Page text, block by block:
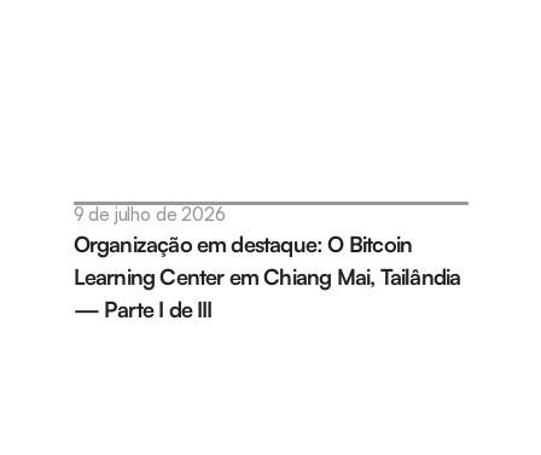
9 de julho de 2026
Organização em destaque: O Bitcoin
Learning Center em Chiang Mai, Tailândia
— Parte I de III